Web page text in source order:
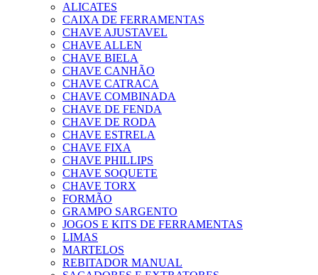
ALICATES
CAIXA DE FERRAMENTAS
CHAVE AJUSTAVEL
CHAVE ALLEN
CHAVE BIELA
CHAVE CANHÃO
CHAVE CATRACA
CHAVE COMBINADA
CHAVE DE FENDA
CHAVE DE RODA
CHAVE ESTRELA
CHAVE FIXA
CHAVE PHILLIPS
CHAVE SOQUETE
CHAVE TORX
FORMÃO
GRAMPO SARGENTO
JOGOS E KITS DE FERRAMENTAS
LIMAS
MARTELOS
REBITADOR MANUAL